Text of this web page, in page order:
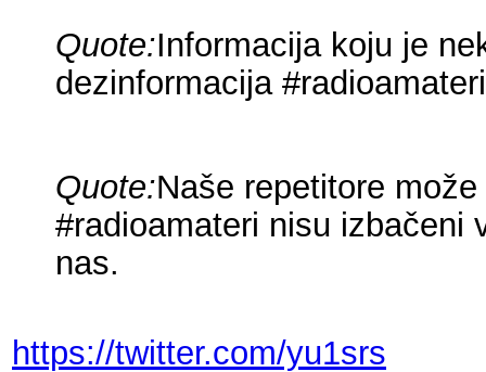
Quote:Informacija koju je
dezinformacija
Quote:Naše repetitore
#radioamateri nisu izbačeni
nas.
https://twitter.com/yu1srs